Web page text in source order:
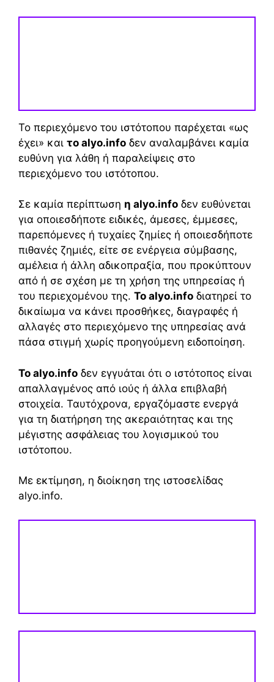
Το περιεχόμενο του ιστότοπου παρέχεται «ως
έχει» και το alyo.info δεν αναλαμβάνει καμία
ευθύνη για λάθη ή παραλείψεις στο
περιεχόμενο του ιστότοπου.
Σε καμία περίπτωση η alyo.info δεν ευθύνεται
για οποιεσδήποτε ειδικές, άμεσες, έμμεσες,
παρεπόμενες ή τυχαίες ζημίες ή οποιεσδήποτε
πιθανές ζημιές, είτε σε ενέργεια σύμβασης,
αμέλεια ή άλλη αδικοπραξία, που προκύπτουν
από ή σε σχέση με τη χρήση της υπηρεσίας ή
του περιεχομένου της. Το alyo.info διατηρεί το
δικαίωμα να κάνει προσθήκες, διαγραφές ή
αλλαγές στο περιεχόμενο της υπηρεσίας ανά
πάσα στιγμή χωρίς προηγούμενη ειδοποίηση.
Το alyo.info δεν εγγυάται ότι ο ιστότοπος είναι
απαλλαγμένος από ιούς ή άλλα επιβλαβή
στοιχεία. Ταυτόχρονα, εργαζόμαστε ενεργά
για τη διατήρηση της ακεραιότητας και της
μέγιστης ασφάλειας του λογισμικού του
ιστότοπου.
Με εκτίμηση, η διοίκηση της ιστοσελίδας
alyo.info.